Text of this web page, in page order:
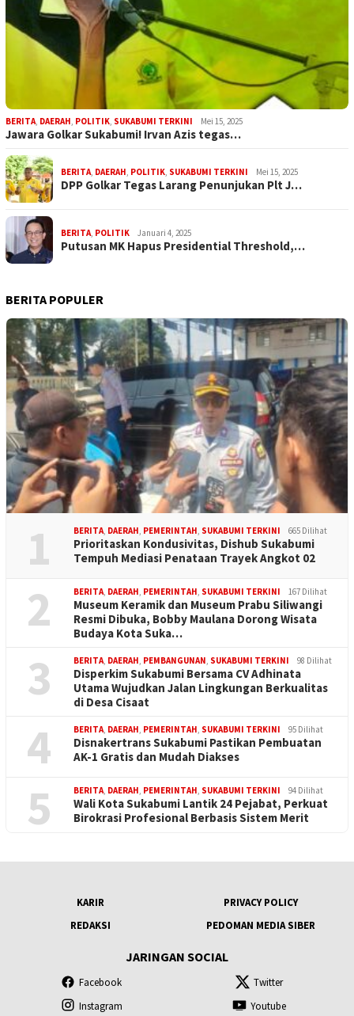
BERITA, DAERAH, POLITIK, SUKABUMI TERKINI Mei 15, 2025
Jawara Golkar Sukabumi! Irvan Azis tegas…
BERITA, DAERAH, POLITIK, SUKABUMI TERKINI Mei 15, 2025
DPP Golkar Tegas Larang Penunjukan Plt J…
BERITA, POLITIK Januari 4, 2025
Putusan MK Hapus Presidential Threshold,…
BERITA POPULER
1 BERITA, DAERAH, PEMERINTAH, SUKABUMI TERKINI 665 Dilihat
Prioritaskan Kondusivitas, Dishub Sukabumi
Tempuh Mediasi Penataan Trayek Angkot 02
2 BERITA, DAERAH, PEMERINTAH, SUKABUMI TERKINI 167 Dilihat
Museum Keramik dan Museum Prabu Siliwangi
Resmi Dibuka, Bobby Maulana Dorong Wisata
Budaya Kota Suka…
3 BERITA, DAERAH, PEMBANGUNAN, SUKABUMI TERKINI 98 Dilihat
Disperkim Sukabumi Bersama CV Adhinata
Utama Wujudkan Jalan Lingkungan Berkualitas
di Desa Cisaat
4 BERITA, DAERAH, PEMERINTAH, SUKABUMI TERKINI 95 Dilihat
Disnakertrans Sukabumi Pastikan Pembuatan
AK-1 Gratis dan Mudah Diakses
5 BERITA, DAERAH, PEMERINTAH, SUKABUMI TERKINI 94 Dilihat
Wali Kota Sukabumi Lantik 24 Pejabat, Perkuat
Birokrasi Profesional Berbasis Sistem Merit
KARIR
PRIVACY POLICY
REDAKSI
PEDOMAN MEDIA SIBER
JARINGAN SOCIAL
Facebook
Twitter
Instagram
Youtube